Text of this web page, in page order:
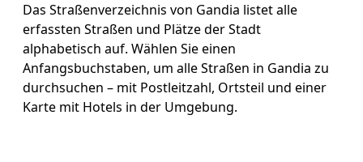
Das Straßenverzeichnis von Gandia listet alle
erfassten Straßen und Plätze der Stadt
alphabetisch auf. Wählen Sie einen
Anfangsbuchstaben, um alle Straßen in Gandia zu
durchsuchen – mit Postleitzahl, Ortsteil und einer
Karte mit Hotels in der Umgebung.